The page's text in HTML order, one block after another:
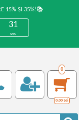
15% ȘI 35%!📚
31
sec
0
0,00 Lei